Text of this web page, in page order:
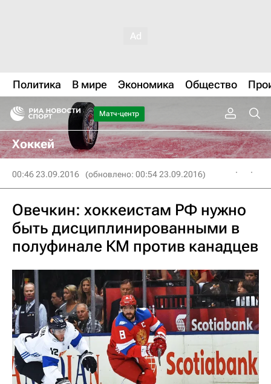
Политика В мире Экономика Общество
Матч-центр
Хоккей
00:46 23.09.2016 (обновлено: 00:54 23.09.2016)
Овечкин: хоккеистам РФ нужно
быть дисциплинированными в
полуфинале КМ против канадцев